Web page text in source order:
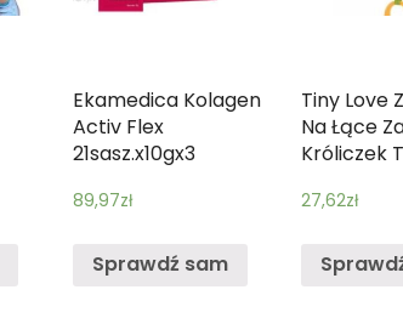
Ekamedica Kolagen
Activ Flex
21sasz.x10gx3
89,97zł
Sprawdź sam
Tiny Love
Na Łące
Króliczek
27,62zł